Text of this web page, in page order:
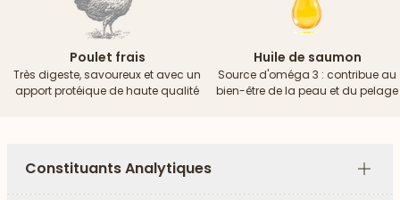
Poulet frais
Très digeste, savoureux et avec un
apport protéique de haute qualité
Huile de saumon
Source d'oméga 3 : contribue au
bien-être de la peau et du pelage
Constituants Analytiques
Plus